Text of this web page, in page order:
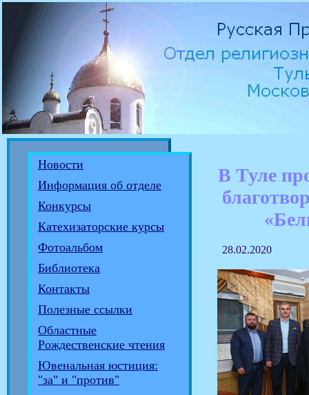
Новости
Информация об отделе
Конкурсы
Катехизаторские курсы
Фотоальбом
Библиотека
Контакты
Полезные ссылки
Областные
Рождественские чтения
Ювенальная юстиция:
"за" и "против"
В Туле
28.02.2020